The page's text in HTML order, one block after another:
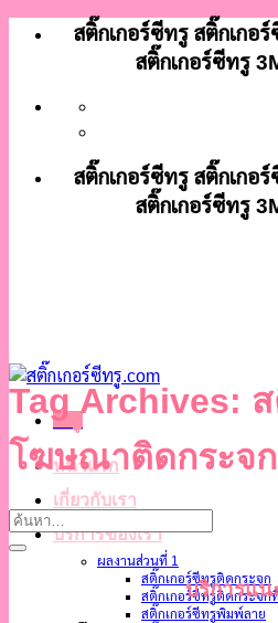
ข้าม
สติ๊กเกอร์ซีทรู สติ๊กเกอ
สติ๊กเกอร์ซีทรู
สติ๊กเกอร์ซีทรู สติ๊กเกอ
สติ๊กเกอร์ซีทรู
เมนู
หน้าแรก
เกี่ยวกับเรา
บริการของเรา
ผลงานส่วนที่ 1
สติ๊กเกอร์ซีทรูติดกระจก
สติ๊กเกอร์ซีทรูติดกระจก
สติ๊กเกอร์ซีทรูพิมพ์ลาย
Tag Archives:
โฆษณาติดกระจ
บริการแน